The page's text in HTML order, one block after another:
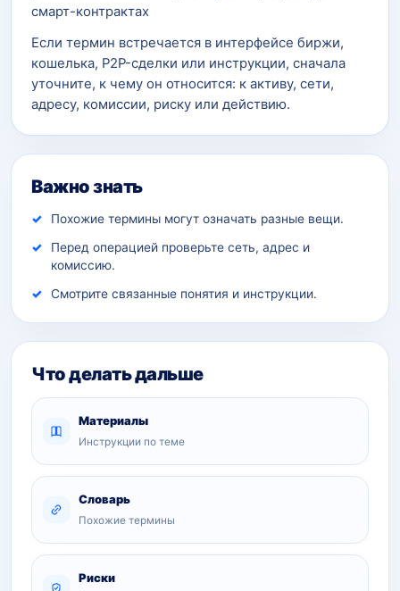
смарт-контрактах
Если термин встречается в интерфейсе биржи,
кошелька, P2P-сделки или инструкции, сначала
уточните, к чему он относится: к активу, сети,
адресу, комиссии, риску или действию.
Важно знать
Похожие термины могут означать разные вещи.
Перед операцией проверьте сеть, адрес и
комиссию.
Смотрите связанные понятия и инструкции.
Что делать дальше
Материалы
Инструкции по теме
Словарь
Похожие термины
Риски